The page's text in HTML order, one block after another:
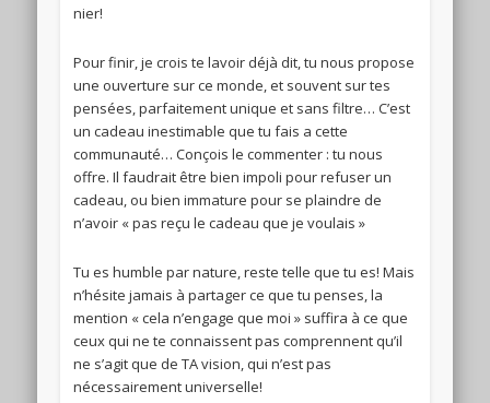
nier!
Pour finir, je crois te lavoir déjà dit, tu nous propose
une ouverture sur ce monde, et souvent sur tes
pensées, parfaitement unique et sans filtre… C’est
un cadeau inestimable que tu fais a cette
communauté… Conçois le commenter : tu nous
offre. Il faudrait être bien impoli pour refuser un
cadeau, ou bien immature pour se plaindre de
n’avoir « pas reçu le cadeau que je voulais »
Tu es humble par nature, reste telle que tu es! Mais
n’hésite jamais à partager ce que tu penses, la
mention « cela n’engage que moi » suffira à ce que
ceux qui ne te connaissent pas comprennent qu’il
ne s’agit que de TA vision, qui n’est pas
nécessairement universelle!